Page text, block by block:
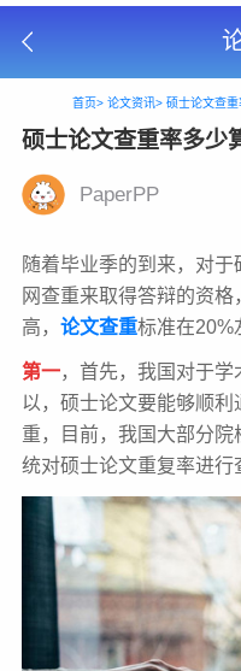
首页> 论文资讯> 硕士论文查重
硕士论文查重率多少
PaperPP
随着毕业季的到来，对
网查重来取得答辩的资
高， 论文查重标准在20%
第一，首先，我国对于学
以，硕士论文要能够顺
重，目前，我国大部分
统对硕士论文重复率进行